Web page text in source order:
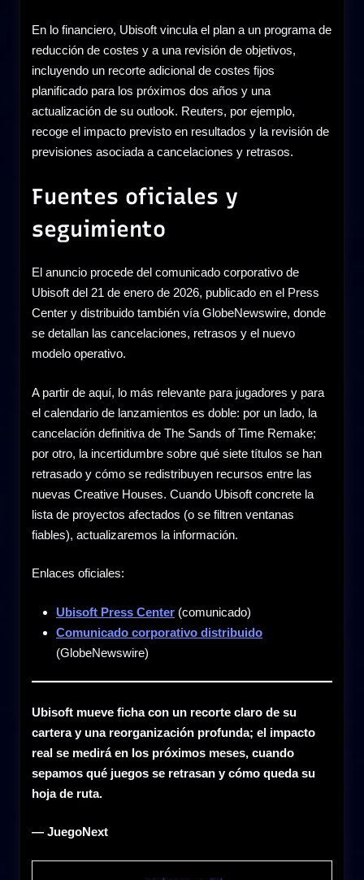
En lo financiero, Ubisoft vincula el plan a un programa de
reducción de costes y a una revisión de objetivos,
incluyendo un recorte adicional de costes fijos
planificado para los próximos dos años y una
actualización de su outlook. Reuters, por ejemplo,
recoge el impacto previsto en resultados y la revisión de
previsiones asociada a cancelaciones y retrasos.
Fuentes oficiales y
seguimiento
El anuncio procede del comunicado corporativo de
Ubisoft del 21 de enero de 2026, publicado en el Press
Center y distribuido también vía GlobeNewswire, donde
se detallan las cancelaciones, retrasos y el nuevo
modelo operativo.
A partir de aquí, lo más relevante para jugadores y para
el calendario de lanzamientos es doble: por un lado, la
cancelación definitiva de The Sands of Time Remake;
por otro, la incertidumbre sobre qué siete títulos se han
retrasado y cómo se redistribuyen recursos entre las
nuevas Creative Houses. Cuando Ubisoft concrete la
lista de proyectos afectados (o se filtren ventanas
fiables), actualizaremos la información.
Enlaces oficiales:
Ubisoft Press Center (comunicado)
Comunicado corporativo distribuido
(GlobeNewswire)
Ubisoft mueve ficha con un recorte claro de su
cartera y una reorganización profunda; el impacto
real se medirá en los próximos meses, cuando
sepamos qué juegos se retrasan y cómo queda su
hoja de ruta.
— JuegoNext